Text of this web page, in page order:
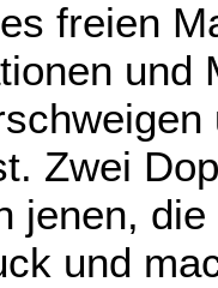
freien
und
Zwei
jenen,
und